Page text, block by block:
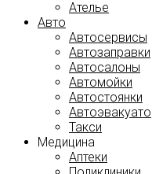
Ателье
Авто
Автосервисы
Автозаправки
Автосалоны
Автомойки
Автостоянки
Такси
Медицина
Аптеки